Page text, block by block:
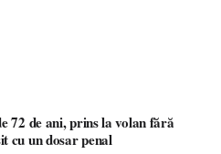
72 de ani, prins la volan fără
cu un dosar penal